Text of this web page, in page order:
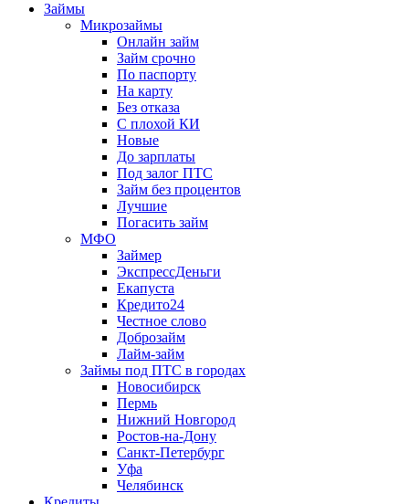
Займы
Микрозаймы
Онлайн займ
Займ срочно
По паспорту
На карту
Без отказа
С плохой КИ
Новые
До зарплаты
Под залог ПТС
Займ без процентов
Лучшие
Погасить займ
МФО
Займер
ЭкспрессДеньги
Екапуста
Кредито24
Честное слово
Доброзайм
Лайм-займ
Займы под ПТС в городах
Новосибирск
Пермь
Нижний Новгород
Ростов-на-Дону
Санкт-Петербург
Уфа
Челябинск